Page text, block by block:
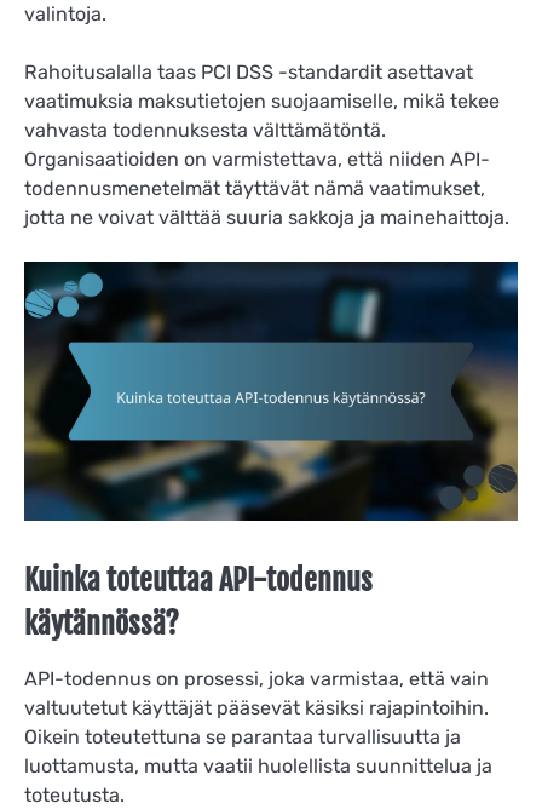
valintoja.
Rahoitusalalla taas PCI DSS -standardit asettavat
vaatimuksia maksutietojen suojaamiselle, mikä tekee
vahvasta todennuksesta välttämätöntä.
Organisaatioiden on varmistettava, että niiden API-
todennusmenetelmät täyttävät nämä vaatimukset,
jotta ne voivat välttää suuria sakkoja ja mainehaittoja.
Kuinka toteuttaa API-todennus
käytännössä?
API-todennus on prosessi, joka varmistaa, että vain
valtuutetut käyttäjät pääsevät käsiksi rajapintoihin.
Oikein toteutettuna se parantaa turvallisuutta ja
luottamusta, mutta vaatii huolellista suunnittelua ja
toteutusta.